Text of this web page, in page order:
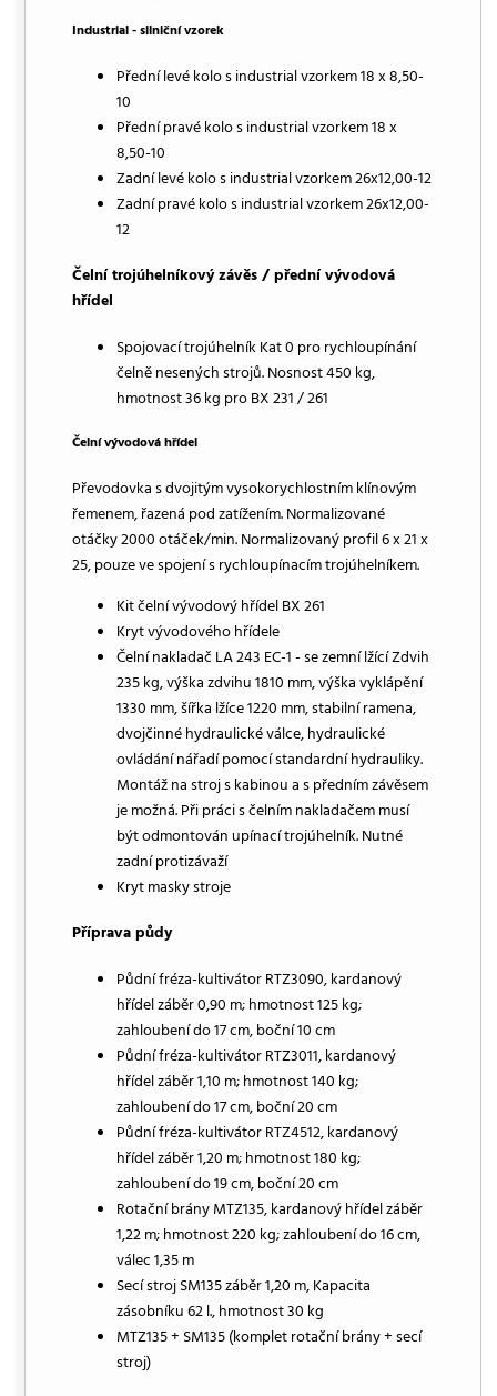
Industrial - silniční vzorek
Přední levé kolo s industrial vzorkem 18 x 8,50-
10
Přední pravé kolo s industrial vzorkem 18 x
8,50-10
Zadní levé kolo s industrial vzorkem 26x12,00-12
Zadní pravé kolo s industrial vzorkem 26x12,00-
12
Čelní trojúhelníkový závěs / přední vývodová
hřídel
Spojovací trojúhelník Kat 0 pro rychloupínání
čelně nesených strojů. Nosnost 450 kg,
hmotnost 36 kg pro BX 231 / 261
Čelní vývodová hřídel
Převodovka s dvojitým vysokorychlostním klínovým
řemenem, řazená pod zatížením. Normalizované
otáčky 2000 otáček/min. Normalizovaný profil 6 x 21 x
25, pouze ve spojení s rychloupínacím trojúhelníkem.
Kit čelní vývodový hřídel BX 261
Kryt vývodového hřídele
Čelní nakladač LA 243 EC-1 - se zemní lžící Zdvih
235 kg, výška zdvihu 1810 mm, výška vyklápění
1330 mm, šířka lžíce 1220 mm, stabilní ramena,
dvojčinné hydraulické válce, hydraulické
ovládání nářadí pomocí standardní hydrauliky.
Montáž na stroj s kabinou a s předním závěsem
je možná. Při práci s čelním nakladačem musí
být odmontován upínací trojúhelník. Nutné
zadní protizávaží
Kryt masky stroje
Příprava půdy
Půdní fréza-kultivátor RTZ3090, kardanový
hřídel záběr 0,90 m; hmotnost 125 kg;
zahloubení do 17 cm, boční 10 cm
Půdní fréza-kultivátor RTZ3011, kardanový
hřídel záběr 1,10 m; hmotnost 140 kg;
zahloubení do 17 cm, boční 20 cm
Půdní fréza-kultivátor RTZ4512, kardanový
hřídel záběr 1,20 m; hmotnost 180 kg;
zahloubení do 19 cm, boční 20 cm
Rotační brány MTZ135, kardanový hřídel záběr
1,22 m; hmotnost 220 kg; zahloubení do 16 cm,
válec 1,35 m
Secí stroj SM135 záběr 1,20 m, Kapacita
zásobníku 62 l., hmotnost 30 kg
MTZ135 + SM135 (komplet rotační brány + secí
stroj)